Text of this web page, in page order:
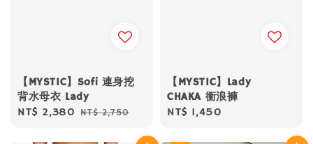
【MYSTIC】Sofi 連身挖
背水母衣 Lady
Sale
NT$ 2,380 Regular
NT$ 2,750
【MYSTIC】Lady
CHAKA 衝浪褲
Regular
NT$ 1,450